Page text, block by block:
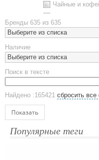
Чайные и
Наборы посуды
Предметы
Стаканы
Эко кружки
ЕВРОПОСУДА
Аксессуары
Ежедневники и
Датированные
Бренды 635 из 635
Выберите из списка
Наличие
Выберите из списка
Поиск в тексте
Найдено :165421 сбросить
Показать
Популярные теги